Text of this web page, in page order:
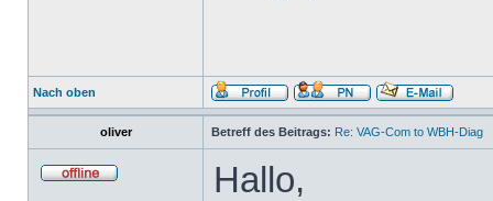
Nach oben
oliver Betreff des Beitrags: Re: VAG-Com to WBH-Diag
Hallo,